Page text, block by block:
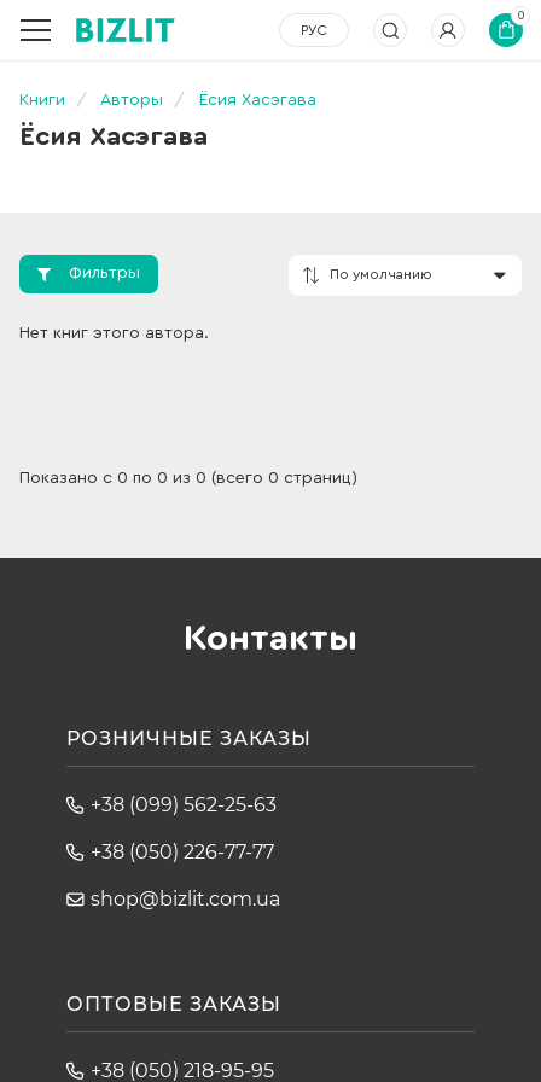
РУС
0
Книги Авторы Ёсия Хасэгава
Ёсия Хасэгава
Фильтры
Нет книг этого автора.
Показано с 0 по 0 из 0 (всего 0 страниц)
Контакты
РОЗНИЧНЫЕ ЗАКАЗЫ
+38 (099) 562-25-63
+38 (050) 226-77-77
shop@bizlit.com.ua
ОПТОВЫЕ ЗАКАЗЫ
+38 (050) 218-95-95